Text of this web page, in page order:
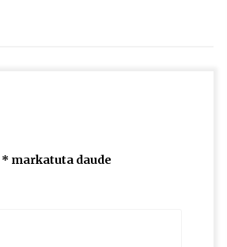
* markatuta daude